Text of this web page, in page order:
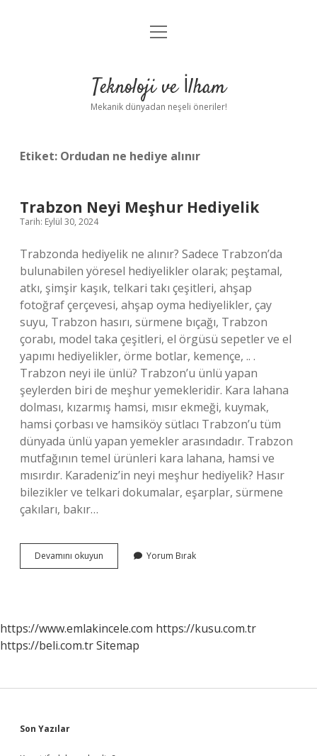
Anasayfa
Yasal Uyarı
menüyü
Teknoloji ve İlham
Mekanik dünyadan neşeli öneriler!
Etiket: Ordudan ne hediye alınır
Trabzon Neyi Meşhur Hediyelik
Tarih: Eylül 30, 2024
Trabzonda hediyelik ne alınır? Sadece Trabzon’da
bulunabilen yöresel hediyelikler olarak; peştamal,
atkı, şimşir kaşık, telkari takı çeşitleri, ahşap
fotoğraf çerçevesi, ahşap oyma hediyelikler, çay
suyu, Trabzon hasırı, sürmene bıçağı, Trabzon
çorabı, model taka çeşitleri, el örgüsü sepetler ve el
yapımı hediyelikler, örme botlar, kemençe, .. .
Trabzon neyi ile ünlü? Trabzon’u ünlü yapan
şeylerden biri de meşhur yemekleridir. Kara lahana
dolması, kızarmış hamsi, mısır ekmeği, kuymak,
hamsi çorbası ve hamsiköy sütlacı Trabzon’u tüm
dünyada ünlü yapan yemekler arasındadır. Trabzon
mutfağının temel ürünleri kara lahana, hamsi ve
mısırdır. Karadeniz’in neyi meşhur hediyelik? Hasır
bilezikler ve telkari dokumalar, eşarplar, sürmene
çakıları, bakır…
Devamını okuyun Trabzon
Neyi
Yorum Bırak
https://www.emlakincele.com https://kusu.com.tr
https://beli.com.trSitemap
Sidebar
Son Yazılar